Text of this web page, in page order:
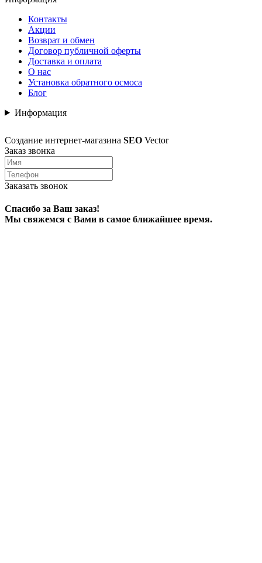
Контакты
Акции
Возврат и обмен
Договор публичной оферты
Доставка и оплата
О нас
Установка обратного осмоса
Блог
Информация
Создание интернет-магазина SEO Vector
Заказ звонка
Заказать звонок
Спасибо за Ваш заказ!
Мы свяжемся с Вами в самое ближайшее время.